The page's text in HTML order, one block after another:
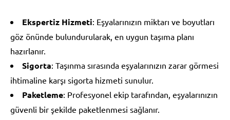
Ekspertiz Hizmeti: Eşyalarınızın miktarı ve boyutları
göz önünde bulundurularak, en uygun taşıma planı
hazırlanır.
Sigorta: Taşınma sırasında eşyalarınızın zarar görmesi
ihtimaline karşı sigorta hizmeti sunulur.
Paketleme: Profesyonel ekip tarafından, eşyalarınızın
güvenli bir şekilde paketlenmesi sağlanır.